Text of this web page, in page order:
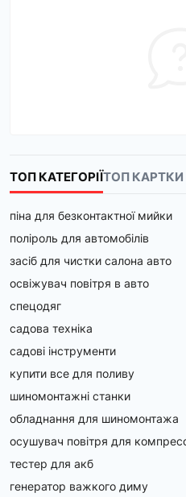
ТОП КАТЕГОРІЇТОП КАРТКИ
піна для безконтактної мийки
поліроль для автомобілів
засіб для чистки салона авто
освіжувач повітря в авто
спецодяг
садова техніка
садові інструменти
купити все для поливу
шиномонтажні станки
обладнання для шиномонтажа
осушувач повітря для
тестер для акб
генератор важкого диму